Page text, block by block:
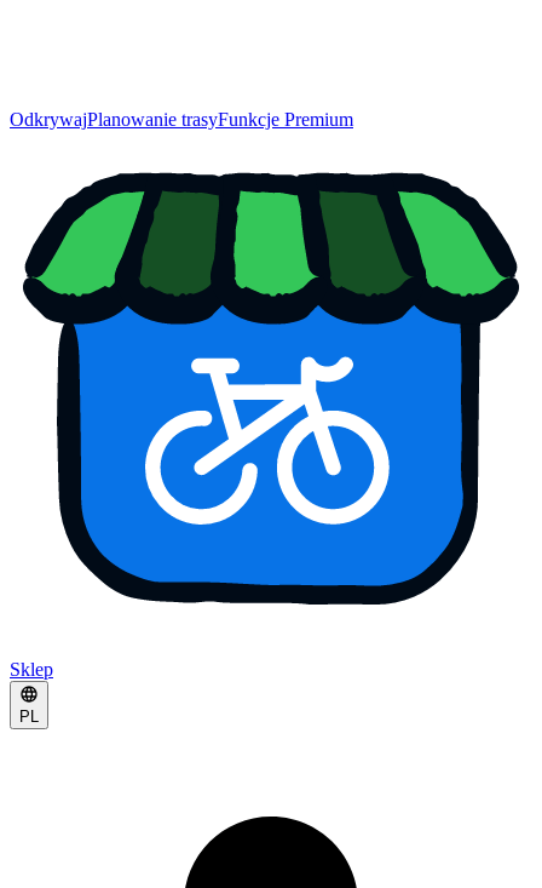
OdkrywajPlanowanie trasyFunkcje Premium
Sklep
PL